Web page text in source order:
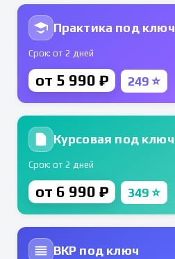
Практика под ключ
Срок: от 2 дней
от 5 990 ₽ 249 ⭐
Курсовая под ключ
Срок: от 2 дней
от 6 990 ₽ 349 ⭐
ВКР под ключ